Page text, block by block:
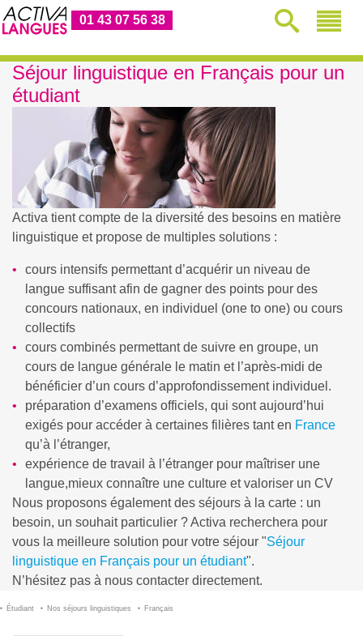
01 43 07 56 38
Séjour linguistique en Français pour un
étudiant
Activa tient compte de la diversité des besoins en matière
linguistique et propose de multiples solutions :
cours intensifs permettant d’acquérir un niveau de
langue suffisant afin de gagner des points pour des
concours nationaux, en individuel (one to one) ou cours
collectifs
cours combinés permettant de suivre en groupe, un
cours de langue générale le matin et l’après-midi de
bénéficier d’un cours d’approfondissement individuel.
préparation d’examens officiels, qui sont aujourd’hui
exigés pour accéder à certaines filières tant en France
qu’à l’étranger,
expérience de travail à l’étranger pour maîtriser une
langue,mieux connaître une culture et valoriser un CV
Nous proposons également des séjours à la carte : un
besoin, un souhait particulier ? Activa recherchera pour
vous la meilleure solution pour votre séjour "Séjour
linguistique en Français pour un étudiant".
N’hésitez pas à nous contacter directement.
Étudiant Nos séjours linguistiques Français